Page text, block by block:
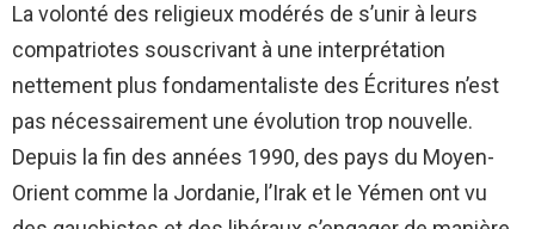
La volonté des religieux modérés de s’unir à leurs
compatriotes souscrivant à une interprétation
nettement plus fondamentaliste des Écritures n’est
pas nécessairement une évolution trop nouvelle.
Depuis la fin des années 1990, des pays du Moyen-
Orient comme la Jordanie, l’Irak et le Yémen ont vu